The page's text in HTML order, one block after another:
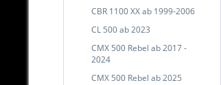
CBR 1100 XX ab 1999-2006
CL 500 ab 2023
CMX 500 Rebel ab 2017 -
2024
CMX 500 Rebel ab 2025